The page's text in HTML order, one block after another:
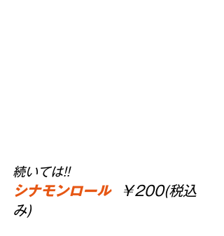
続いては!!
シナモンロール
￥200(税込
み)